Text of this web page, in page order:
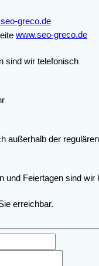
greco.de
www.seo-greco.de
sind wir telefonisch
außerhalb der
und Feiertagen sind wir
erreichbar.